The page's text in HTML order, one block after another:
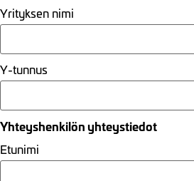
Yrityksen nimi
Y-tunnus
Yhteyshenkilön yhteystiedot
Etunimi